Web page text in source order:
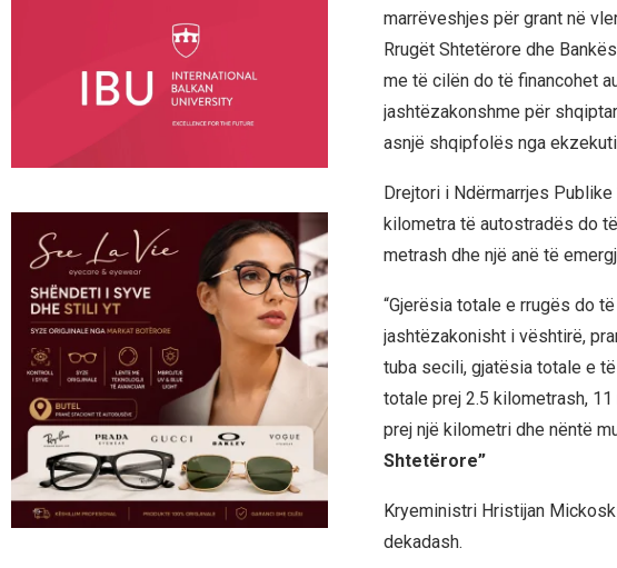
marrëveshjes për grant në
Rrugët Shtetërore dhe
me të cilën do të financohet
jashtëzakonshme për
asnjë shqipfolës nga
Drejtori i Ndërmarrjes
kilometra të autostradës do
metrash dhe një anë të
“Gjerësia totale e rrugës do
jashtëzakonisht i vështirë,
tuba secili, gjatësia totale e
totale prej 2.5 kilometrash,
prej një kilometri dhe nëntë
Shtetërore”
Kryeministri Hristijan
dekadash.